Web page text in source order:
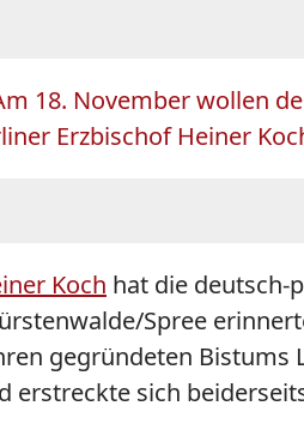
18. November wollen
Erzbischof Heiner
Koch hat die deutsch-
Spree
gegründeten
erstreckte sich